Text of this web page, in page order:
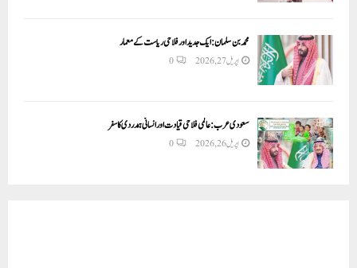
محمد بن سلمان: ایک جدید اور فلاحی ریاست کے معمار
اپریل 27, 2026 0
سعودی عرب: عالمی فلاحی قیادت اور انسانی ہمدردی کا سفر
اپریل 26, 2026 0